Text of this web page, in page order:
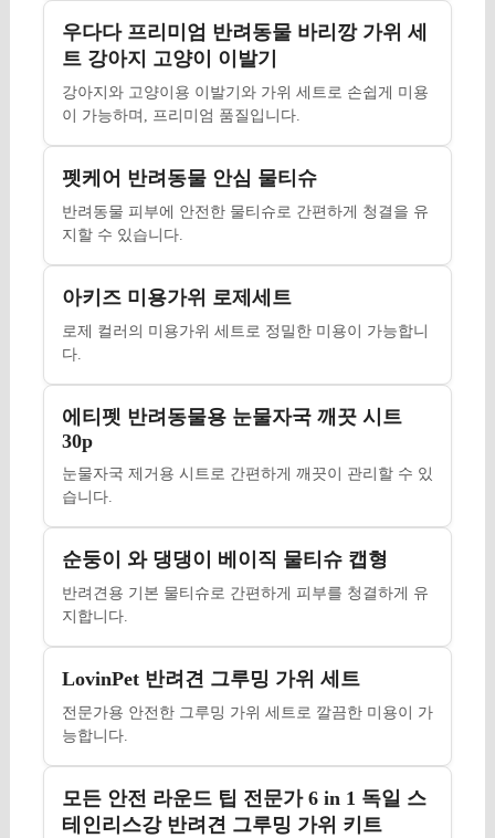
우다다 프리미엄 반려동물 바리깡 가위 세
트 강아지 고양이 이발기
강아지와 고양이용 이발기와 가위 세트로 손쉽게 미용
이 가능하며, 프리미엄 품질입니다.
펫케어 반려동물 안심 물티슈
반려동물 피부에 안전한 물티슈로 간편하게 청결을 유
지할 수 있습니다.
아키즈 미용가위 로제세트
로제 컬러의 미용가위 세트로 정밀한 미용이 가능합니
다.
에티펫 반려동물용 눈물자국 깨끗 시트
30p
눈물자국 제거용 시트로 간편하게 깨끗이 관리할 수 있
습니다.
순둥이 와 댕댕이 베이직 물티슈 캡형
반려견용 기본 물티슈로 간편하게 피부를 청결하게 유
지합니다.
LovinPet 반려견 그루밍 가위 세트
전문가용 안전한 그루밍 가위 세트로 깔끔한 미용이 가
능합니다.
모든 안전 라운드 팁 전문가 6 in 1 독일 스
테인리스강 반려견 그루밍 가위 키트